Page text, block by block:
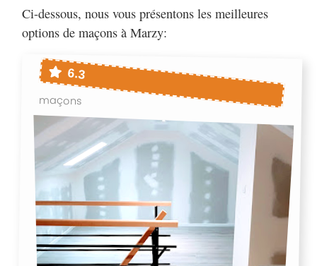
Ci-dessous, nous vous présentons les meilleures
options de maçons à Marzy:
6.3
maçons